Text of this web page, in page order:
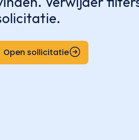
Open sollicitatie